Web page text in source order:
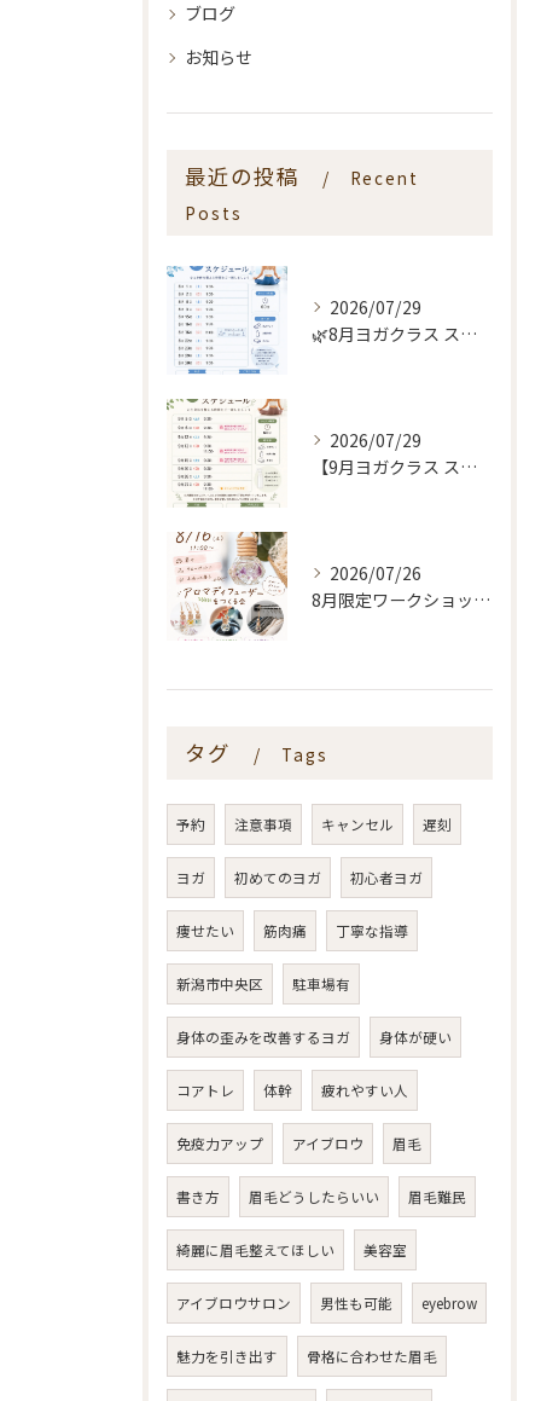
ブログ
お知らせ
最近の投稿
Recent
Posts
2026/07/29
🌿8月ヨガクラス スケジュールのお知らせ🌿
2026/07/29
【9月ヨガクラス スケジュールのお知らせ🌿】
2026/07/26
8月限定ワークショップ🌿🫧
タグ Tags
予約 注意事項 キャンセル 遅刻
ヨガ 初めてのヨガ 初心者ヨガ
痩せたい 筋肉痛 丁寧な指導
新潟市中央区 駐車場有
身体の歪みを改善するヨガ 身体が硬い
コアトレ 体幹 疲れやすい人
免疫力アップ アイブロウ 眉毛
書き方 眉毛どうしたらいい 眉毛難民
綺麗に眉毛整えてほしい 美容室
アイブロウサロン 男性も可能 eyebrow
魅力を引き出す 骨格に合わせた眉毛